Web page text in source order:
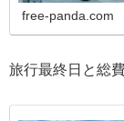
free-panda.com
旅行最終日と総